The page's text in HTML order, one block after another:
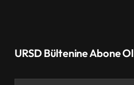
URSD Bültenine Abone Ol